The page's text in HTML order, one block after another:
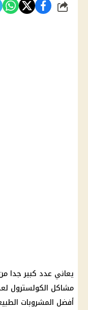
شارك
يعاني عدد كبير جدا
مشاكل الكولسترول
أفضل المشروبات